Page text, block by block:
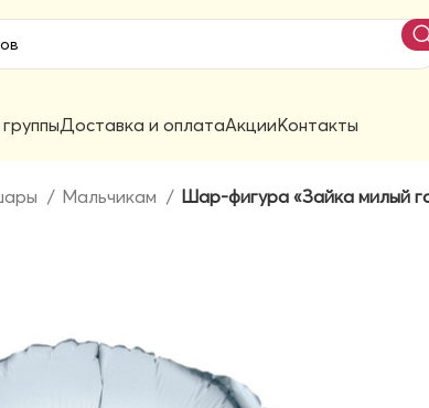
Доставка и оплатаАкцииКонтакты
Мальчикам Шар-фигура «Зайка милый